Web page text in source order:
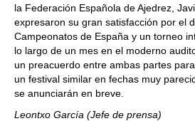
la Federación Española de Ajedrez,
expresaron su gran satisfacción por el
Campeonatos de España y un torneo
lo largo de un mes en el moderno
un preacuerdo entre ambas partes
un festival similar en fechas muy
se anunciarán en breve.
Leontxo García (Jefe de prensa)